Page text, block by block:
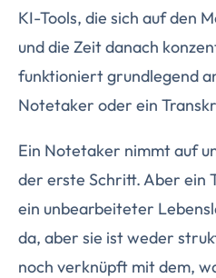
KI-Tools, die sich auf den
und die Zeit danach
funktioniert grundlegend
Notetaker oder ein
Ein Notetaker nimmt auf
der erste Schritt. Aber ein
ein unbearbeiteter
da, aber sie ist weder
noch verknüpft mit dem,